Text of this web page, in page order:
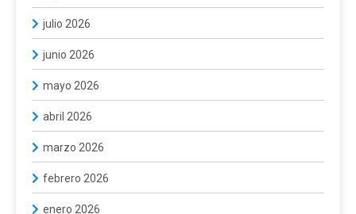
julio 2026
junio 2026
mayo 2026
abril 2026
marzo 2026
febrero 2026
enero 2026